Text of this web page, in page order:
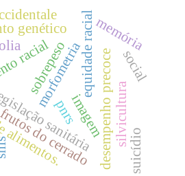
equidade racial
racial
sanitáriadesempenho precoce
genético
morfometria
silvicultura
sobrepeso
do cerrado
pnrs
memória
imagem
social
suicídio